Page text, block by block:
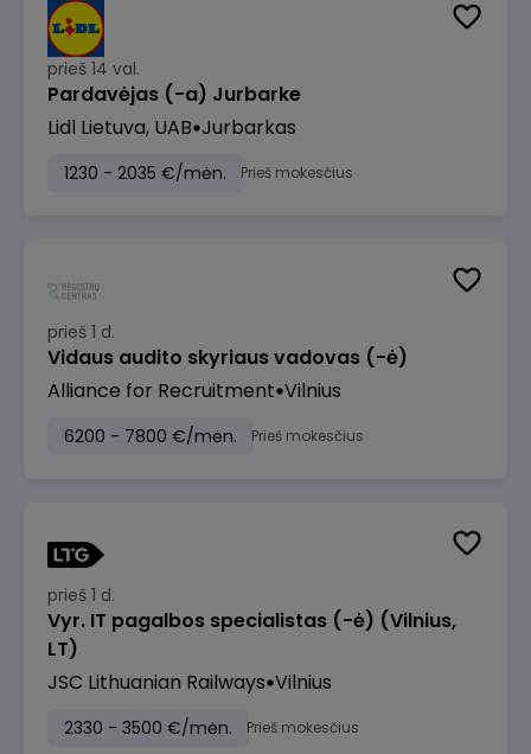
prieš 14 val.
Pardavėjas (-a) Jurbarke
Lidl Lietuva, UAB Jurbarkas
1230 - 2035 €/mėn. Prieš mokesčius
prieš 1 d.
Vidaus audito skyriaus vadovas (-ė)
Alliance for Recruitment Vilnius
6200 - 7800 €/mėn. Prieš mokesčius
prieš 1 d.
Vyr. IT pagalbos specialistas (-ė) (Vilnius,
LT)
JSC Lithuanian Railways Vilnius
2330 - 3500 €/mėn. Prieš mokesčius